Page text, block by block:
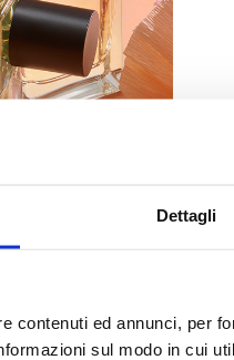
Dettagli
contenuti ed annunci, per
sul modo in cui